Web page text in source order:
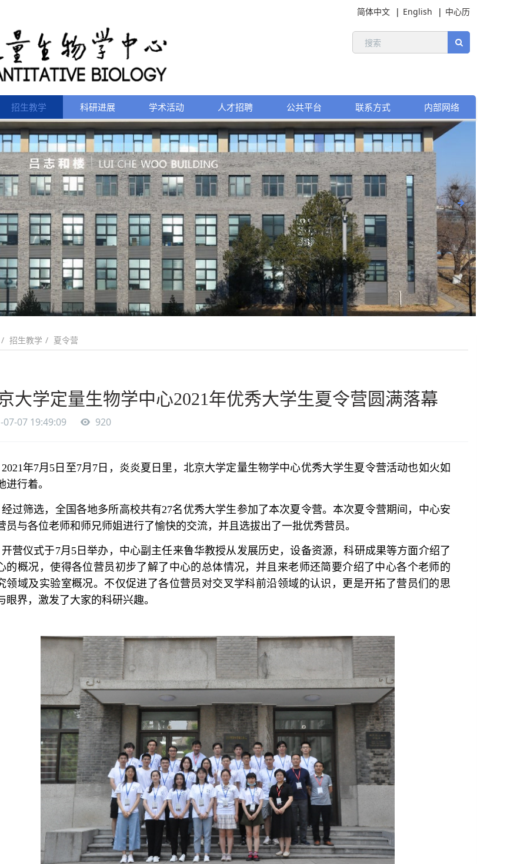
简体中文 English 中心历
招生教学 科研进展 学术活动 人才招聘 公共平台 联系方式 内部网络
招生教学 夏令营
大学定量生物学中心2021年优秀大学生夏令营圆满落幕
07-07 19:49:09 920
2021年7月5日至7月7日，炎炎夏日里，北京大学定量生物学中心优秀大学生夏令营活动也如火如
进行着。
经过筛选，全国各地多所高校共有27名优秀大学生参加了本次夏令营。本次夏令营期间，中心安
员与各位老师和师兄师姐进行了愉快的交流，并且选拔出了一批优秀营员。
开营仪式于7月 5日举办，中心副主任来鲁华教授从发展历史，设备资源，科研成果等方面介绍了
的概况，使得各位营员初步了解了中心的总体情况，并且来老师还简要介绍了中心各个老师的
领域及实验室概况。不仅促进了各位营员对交叉学科前沿领域的认识，更是开拓了营员们的思
眼界，激发了大家的科研兴趣。